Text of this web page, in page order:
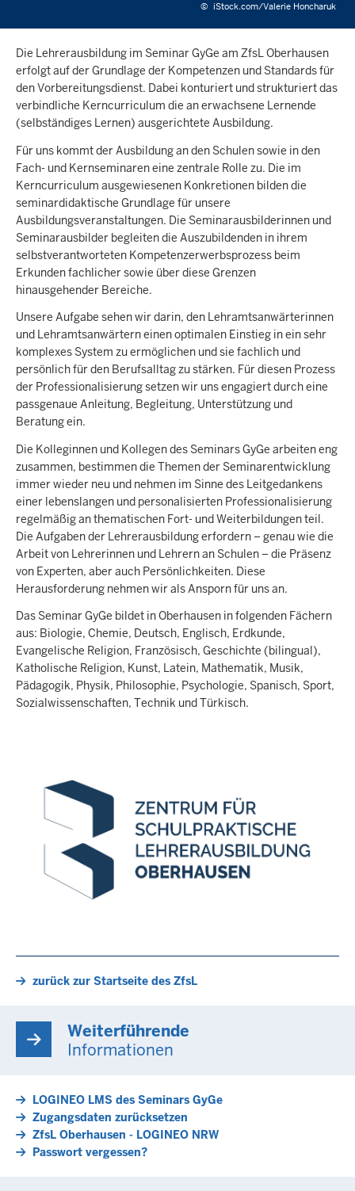
© iStock.com/Valerie Honcharuk
Die Lehrerausbildung im Seminar GyGe am ZfsL Oberhausen
erfolgt auf der Grundlage der Kompetenzen und Standards für
den Vorbereitungsdienst. Dabei konturiert und strukturiert das
verbindliche Kerncurriculum die an erwachsene Lernende
(selbständiges Lernen) ausgerichtete Ausbildung.
Für uns kommt der Ausbildung an den Schulen sowie in den
Fach- und Kernseminaren eine zentrale Rolle zu. Die im
Kerncurriculum ausgewiesenen Konkretionen bilden die
seminardidaktische Grundlage für unsere
Ausbildungsveranstaltungen. Die Seminarausbilderinnen und
Seminarausbilder begleiten die Auszubildenden in ihrem
selbstverantworteten Kompetenzerwerbsprozess beim
Erkunden fachlicher sowie über diese Grenzen
hinausgehender Bereiche.
Unsere Aufgabe sehen wir darin, den Lehramtsanwärterinnen
und Lehramtsanwärtern einen optimalen Einstieg in ein sehr
komplexes System zu ermöglichen und sie fachlich und
persönlich für den Berufsalltag zu stärken. Für diesen Prozess
der Professionalisierung setzen wir uns engagiert durch eine
passgenaue Anleitung, Begleitung, Unterstützung und
Beratung ein.
Die Kolleginnen und Kollegen des Seminars GyGe arbeiten eng
zusammen, bestimmen die Themen der Seminarentwicklung
immer wieder neu und nehmen im Sinne des Leitgedankens
einer lebenslangen und personalisierten Professionalisierung
regelmäßig an thematischen Fort- und Weiterbildungen teil.
Die Aufgaben der Lehrerausbildung erfordern – genau wie die
Arbeit von Lehrerinnen und Lehrern an Schulen – die Präsenz
von Experten, aber auch Persönlichkeiten. Diese
Herausforderung nehmen wir als Ansporn für uns an.
Das Seminar GyGe bildet in Oberhausen in folgenden Fächern
aus: Biologie, Chemie, Deutsch, Englisch, Erdkunde,
Evangelische Religion, Französisch, Geschichte (bilingual),
Katholische Religion, Kunst, Latein, Mathematik, Musik,
Pädagogik, Physik, Philosophie, Psychologie, Spanisch, Sport,
Sozialwissenschaften, Technik und Türkisch.
zurück zur Startseite des ZfsL
Weiterführende
Informationen
LOGINEO LMS des Seminars GyGe
Zugangsdaten zurücksetzen
ZfsL Oberhausen - LOGINEO NRW
Passwort vergessen?